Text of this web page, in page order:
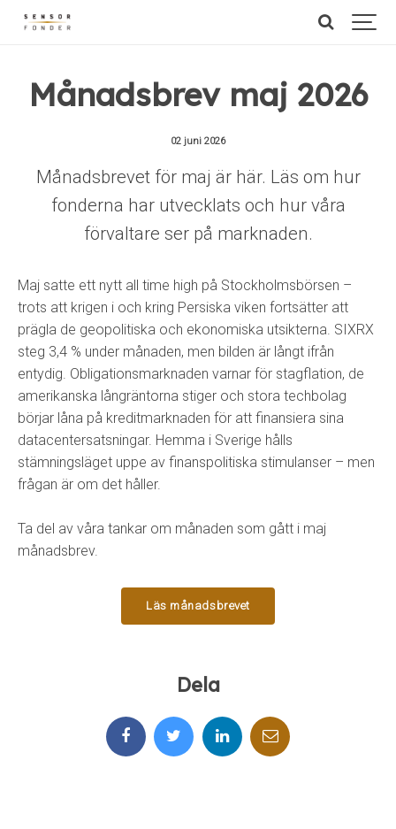
Månadsbrev maj 2026
02 juni 2026
Månadsbrevet för maj är här. Läs om hur
fonderna har utvecklats och hur våra
förvaltare ser på marknaden.
Maj satte ett nytt all time high på Stockholmsbörsen –
trots att krigen i och kring Persiska viken fortsätter att
prägla de geopolitiska och ekonomiska utsikterna. SIXRX
steg 3,4 % under månaden, men bilden är långt ifrån
entydig. Obligationsmarknaden varnar för stagflation, de
amerikanska långräntorna stiger och stora techbolag
börjar låna på kreditmarknaden för att finansiera sina
datacentersatsningar. Hemma i Sverige hålls
stämningsläget uppe av finanspolitiska stimulanser – men
frågan är om det håller.
Ta del av våra tankar om månaden som gått i maj
månadsbrev.
Läs månadsbrevet
Dela